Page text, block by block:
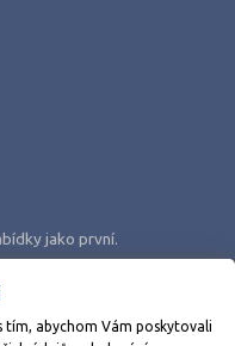
jako první.
tím, abychom Vám poskytovali